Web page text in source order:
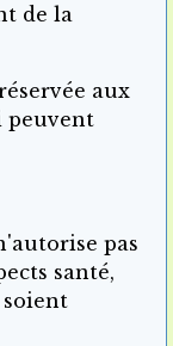
de la
aux
peuvent
pas
santé,